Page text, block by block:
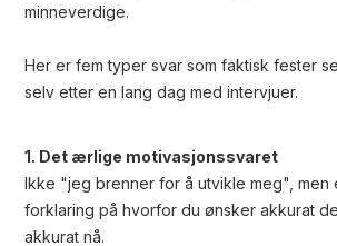
minneverdige.
Her er fem typer svar som faktisk fester
selv etter en lang dag med intervjuer.
1. Det ærlige motivasjonssvaret
Ikke "jeg brenner for å utvikle meg", men
forklaring på hvorfor du ønsker akkurat
akkurat nå.